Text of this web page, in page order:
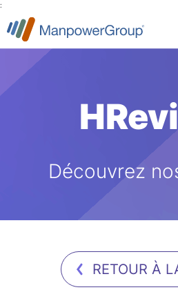
:
Découvrez
RETOUR À